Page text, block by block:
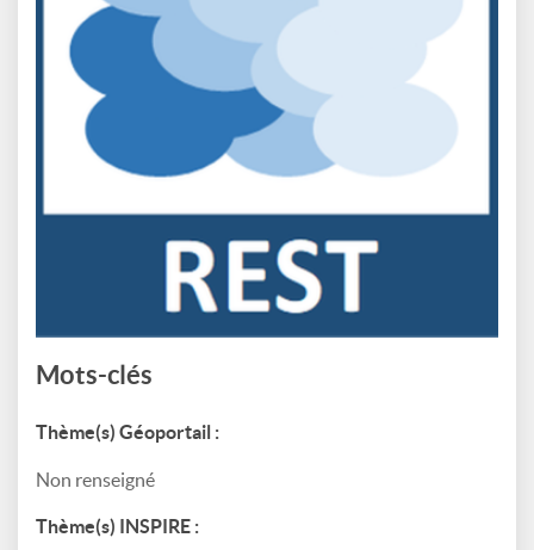
Mots-clés
Thème(s) Géoportail :
Non renseigné
Thème(s) INSPIRE :